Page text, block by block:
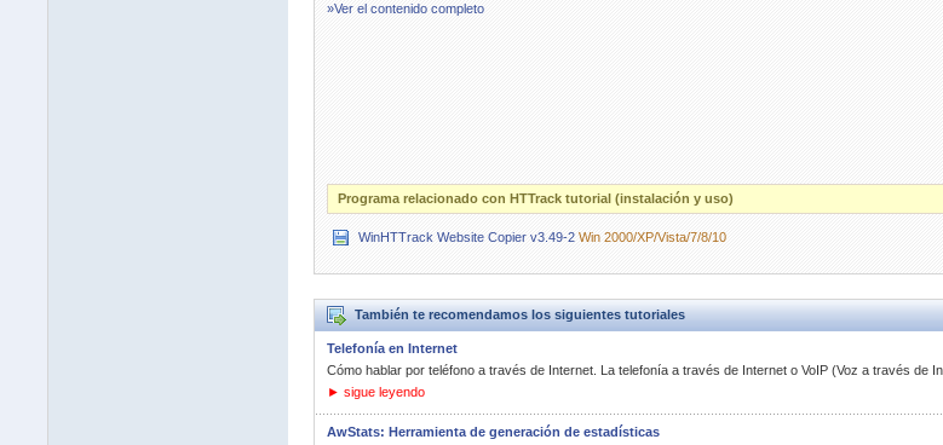
»Ver el contenido completo
Programa relacionado con HTTrack tutorial (instalación y uso)
WinHTTrack Website Copier v3.49-2 Win 2000/XP/Vista/7/8/10
También te recomendamos los siguientes tutoriales
Telefonía en Internet
Cómo hablar por teléfono a través de Internet. La telefonía a través de Internet o VoIP (Voz a través de
► sigue leyendo
AwStats: Herramienta de generación de estadísticas